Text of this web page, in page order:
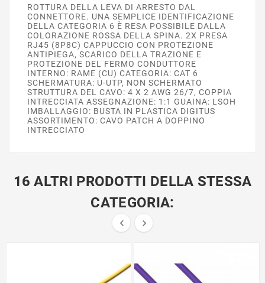
ROTTURA DELLA LEVA DI ARRESTO DAL
CONNETTORE. UNA SEMPLICE IDENTIFICAZIONE
DELLA CATEGORIA 6 È RESA POSSIBILE DALLA
COLORAZIONE ROSSA DELLA SPINA. 2X PRESA
RJ45 (8P8C) CAPPUCCIO CON PROTEZIONE
ANTIPIEGA, SCARICO DELLA TRAZIONE E
PROTEZIONE DEL FERMO CONDUTTORE
INTERNO: RAME (CU) CATEGORIA: CAT 6
SCHERMATURA: U-UTP, NON SCHERMATO
STRUTTURA DEL CAVO: 4 X 2 AWG 26/7, COPPIA
INTRECCIATA ASSEGNAZIONE: 1:1 GUAINA: LSOH
IMBALLAGGIO: BUSTA IN PLASTICA DIGITUS
ASSORTIMENTO: CAVO PATCH A DOPPINO
INTRECCIATO
16 ALTRI PRODOTTI DELLA STESSA
CATEGORIA:
 